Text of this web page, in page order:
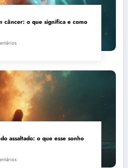
câncer: o que significa e como
assaltado: o que esse sonho